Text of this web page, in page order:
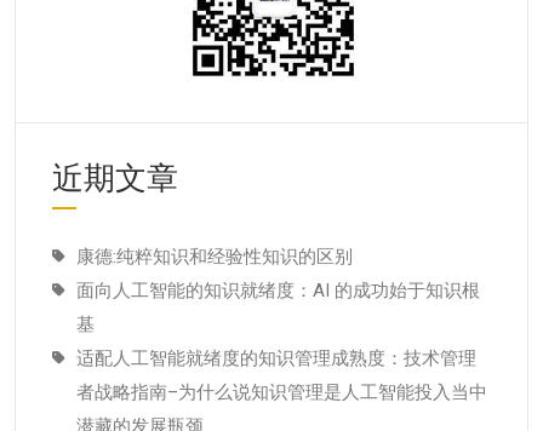
近期文章
康德:纯粹知识和经验性知识的区别
面向人工智能的知识就绪度：AI 的成功始于知识根
基
适配人工智能就绪度的知识管理成熟度：技术管理
者战略指南–为什么说知识管理是人工智能投入当中
潜藏的发展瓶颈